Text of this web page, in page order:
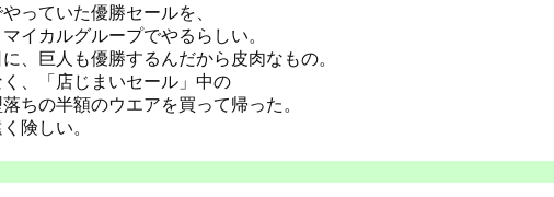
っていた優勝セールを、
イカルグループでやるらしい。
、巨人も優勝するんだから皮肉なもの。
、「店じまいセール」中の
ちの半額のウエアを買って帰った。
険しい。